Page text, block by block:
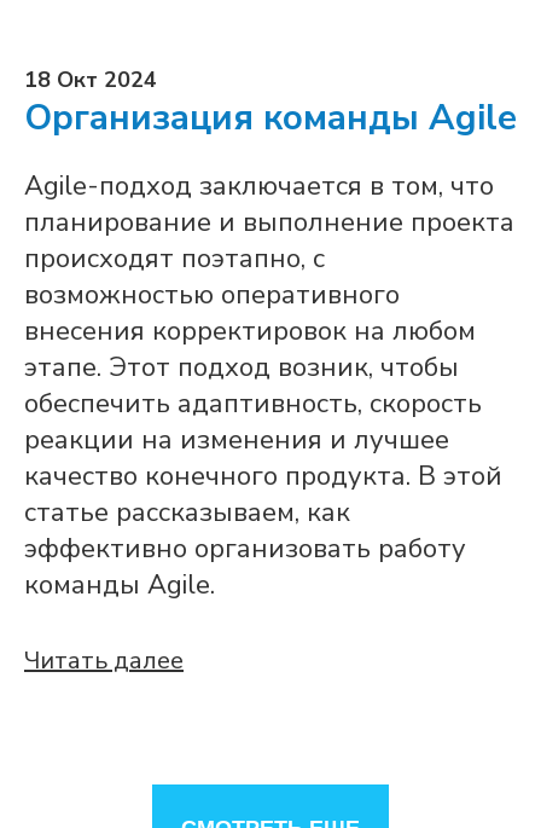
18 Окт 2024
Организация команды Agile
Agile-подход заключается в том, что
планирование и выполнение проекта
происходят поэтапно, с
возможностью оперативного
внесения корректировок на любом
этапе. Этот подход возник, чтобы
обеспечить адаптивность, скорость
реакции на изменения и лучшее
качество конечного продукта. В этой
статье рассказываем, как
эффективно организовать работу
команды Agile.
Читать далее